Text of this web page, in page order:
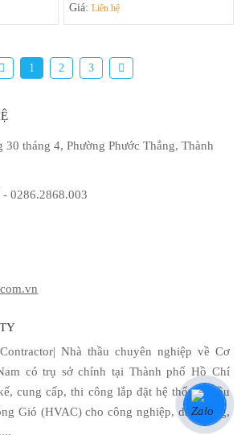
ra khỏi
trải rộng
giúp điều tiết luồng gió ra khỏi
máy theo luồng tối ưu và trải rộng
Giá: Liên hệ
1 2 3
30 tháng 4, Phường Phước Thắng, Thành
0286.2868.003
Nhà thầu chuyên nghiệp về Cơ
có trụ sở chính tại Thành phố Hồ Chí
cung cấp, thi công lắp đặt hệ thống Điều
Gió (HVAC) cho công nghiệp, dân dụng,